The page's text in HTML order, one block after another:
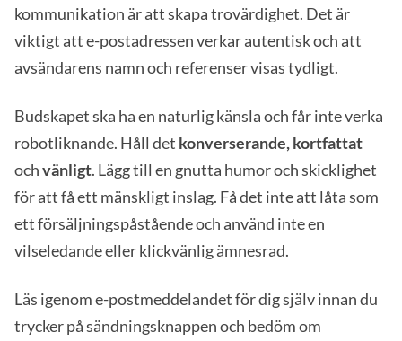
kommunikation är att skapa trovärdighet. Det är
viktigt att e-postadressen verkar autentisk och att
avsändarens namn och referenser visas tydligt.
Budskapet ska ha en naturlig känsla och får inte verka
robotliknande. Håll det konverserande, kortfattat
ochvänligt. Lägg till en gnutta humor och skicklighet
för att få ett mänskligt inslag. Få det inte att låta som
ett försäljningspåstående och använd inte en
vilseledande eller klickvänlig ämnesrad.
Läs igenom e-postmeddelandet för dig själv innan du
trycker på sändningsknappen och bedöm om